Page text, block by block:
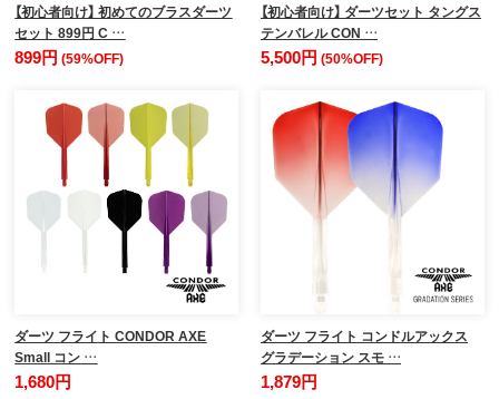
【初心者向け】 初めてのブラスダーツ
セット 899円 C …
899円(59%OFF)
【初心者向け】 ダーツセット タングス
テンバレル CON …
5,500円 (50%OFF)
ダーツ フライト CONDOR AXE
Small コン …
1,680円
ダーツ フライト コンドルアックス
グラデーション スモ …
1,879円